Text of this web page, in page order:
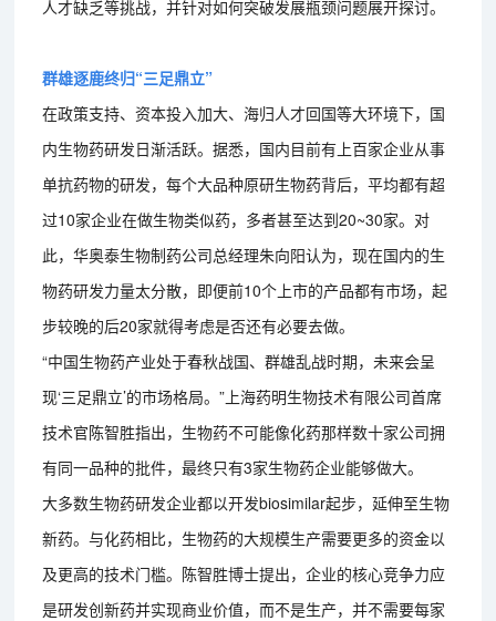
人才缺乏等挑战，并针对如何突破发展瓶颈问题展开探讨。
群雄逐鹿终归“三足鼎立”
在政策支持、资本投入加大、海归人才回国等大环境下，国
内生物药研发日渐活跃。据悉，国内目前有上百家企业从事
单抗药物的研发，每个大品种原研生物药背后，平均都有超
过10家企业在做生物类似药，多者甚至达到20~30家。对
此，华奥泰生物制药公司总经理朱向阳认为，现在国内的生
物药研发力量太分散，即便前10个上市的产品都有市场，起
步较晚的后20家就得考虑是否还有必要去做。
“中国生物药产业处于春秋战国、群雄乱战时期，未来会呈
现‘三足鼎立’的市场格局。”上海药明生物技术有限公司首席
技术官陈智胜指出，生物药不可能像化药那样数十家公司拥
有同一品种的批件，最终只有3家生物药企业能够做大。
大多数生物药研发企业都以开发biosimilar起步，延伸至生物
新药。与化药相比，生物药的大规模生产需要更多的资金以
及更高的技术门槛。陈智胜博士提出，企业的核心竞争力应
是研发创新药并实现商业价值，而不是生产，并不需要每家